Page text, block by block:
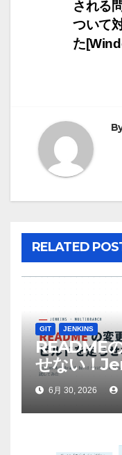
ナ
ビ
シ
ョ
ン
される
ついて
た
RELATED
GIT JENKINS
README
せない！
build
してみた
6月 30, 2026